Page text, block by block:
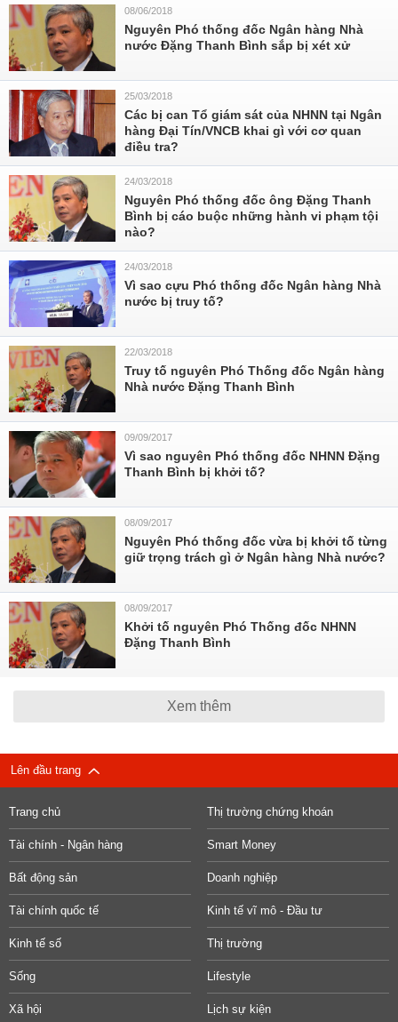
08/06/2018
Nguyên Phó thống đốc Ngân hàng Nhà
nước Đặng Thanh Bình sắp bị xét xử
25/03/2018
Các bị can Tổ giám sát của NHNN tại Ngân
hàng Đại Tín/VNCB khai gì với cơ quan
điều tra?
24/03/2018
Nguyên Phó thống đốc ông Đặng Thanh
Bình bị cáo buộc những hành vi phạm tội
nào?
24/03/2018
Vì sao cựu Phó thống đốc Ngân hàng Nhà
nước bị truy tố?
22/03/2018
Truy tố nguyên Phó Thống đốc Ngân hàng
Nhà nước Đặng Thanh Bình
09/09/2017
Vì sao nguyên Phó thống đốc NHNN Đặng
Thanh Bình bị khởi tố?
08/09/2017
Nguyên Phó thống đốc vừa bị khởi tố từng
giữ trọng trách gì ở Ngân hàng Nhà nước?
08/09/2017
Khởi tố nguyên Phó Thống đốc NHNN
Đặng Thanh Bình
Xem thêm
Lên đầu trang
Trang chủ Thị trường chứng khoán
Tài chính - Ngân hàng Smart Money
Bất động sản Doanh nghiệp
Tài chính quốc tế Kinh tế vĩ mô - Đầu tư
Kinh tế số Thị trường
Sống Lifestyle
Xã hội Lịch sự kiện